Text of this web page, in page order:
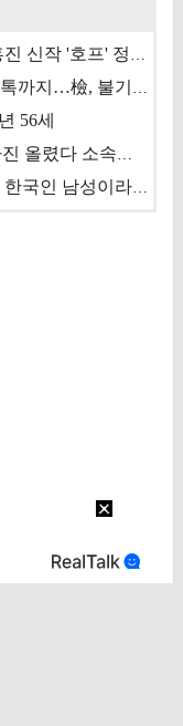
메가박스중앙 회생 절차 돌입, 나홍진 신작 '호프' 정상 개봉에 쏠린 시선 [상반기 결산 기획]
민희진 입사 동의서부터 무속인 카톡까지…檢, 불기소 처분 근거들 [이슈&톡]
56세
아이돌 연습생 A씨, SNS에 남자 사진 올렸다 소속사 퇴출
대만 인플루언서, 중국인에게 맞고 한국인 남성이라 진술 '후폭풍'